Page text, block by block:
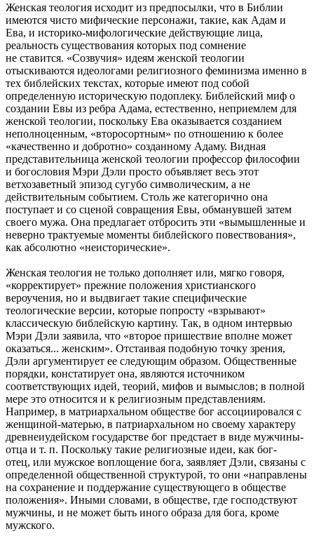
Женская теология исходит из предпосылки, что в Библии
имеются чисто мифические персонажи, такие, как Адам и
Ева, и историко-мифологические действующие лица,
реальность существования которых под сомнение
не ставится. «Созвучия» идеям женской теологии
отыскиваются идеологами религиозного феминизма именно в
тех библейских текстах, которые имеют под собой
определенную историческую подоплеку. Библейский миф о
создании Евы из ребра Адама, естественно, неприемлем для
женской теологии, поскольку Ева оказывается созданием
неполноценным, «второсортным» по отношению к более
«качественно и добротно» созданному Адаму. Видная
представительница женской теологии профессор философии
и богословия Мэри Дэли просто объявляет весь этот
ветхозаветный эпизод сугубо символическим, а не
действительным событием. Столь же категорично она
поступает и со сценой совращения Евы, обманувшей затем
своего мужа. Она предлагает отбросить эти «вымышленные и
неверно трактуемые моменты библейского повествования»,
как абсолютно «неисторические».
Женская теология не только дополняет или, мягко говоря,
«корректирует» прежние положения христианского
вероучения, но и выдвигает такие специфические
теологические версии, которые попросту «взрывают»
классическую библейскую картину. Так, в одном интервью
Мэри Дэли заявила, что «второе пришествие вполне может
оказаться... женским». Отстаивая подобную точку зрения,
Дэли аргументирует ее следующим образом. Общественные
порядки, констатирует она, являются источником
соответствующих идей, теорий, мифов и вымыслов; в полной
мере это относится и к религиозным представлениям.
Например, в матриархальном обществе бог ассоциировался с
женщиной-матерью, в патриархальном но своему характеру
древнеиудейском государстве бог предстает в виде мужчины-
отца и т. п. Поскольку такие религиозные идеи, как бог-
отец, или мужское воплощение бога, заявляет Дэли, связаны с
определенной общественной структурой, то они «направлены
на сохранение и поддержание существующего в обществе
положения». Иными словами, в обществе, где господствуют
мужчины, и не может быть иного образа для бога, кроме
мужского.